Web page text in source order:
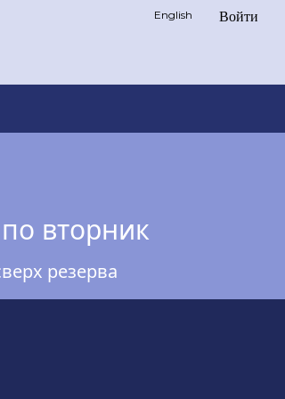
Войти
English
вторник
резерва